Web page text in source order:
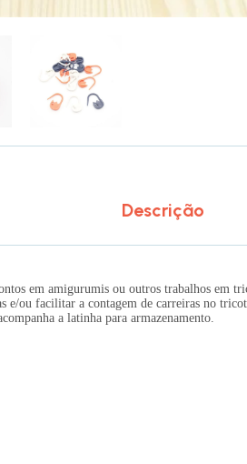
Descrição
em amigurumis ou outros trabalhos em
e/ou facilitar a contagem de carreiras no
a latinha para armazenamento.